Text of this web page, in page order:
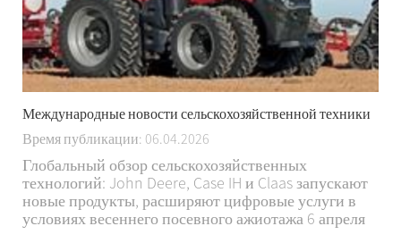
Международные новости сельскохозяйственной техники
Время публикации: 06.04.2026
Глобальный обзор сельскохозяйственных
технологий: John Deere, Case IH и Claas запускают
новые продукты, расширяют цифровые услуги в
условиях весеннего посевного ажиотажа 6 апреля